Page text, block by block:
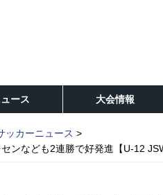
ース 大会情報
ッカーニュース
ンなども2連勝で好発進【U-12